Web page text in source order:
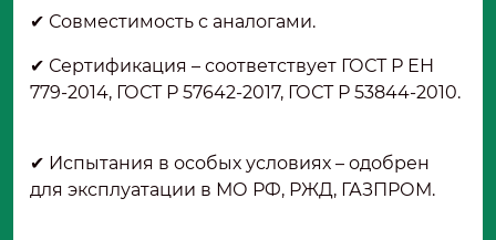
✔ Совместимость с аналогами.
✔ Сертификация – соответствует ГОСТ Р ЕН
779-2014, ГОСТ Р 57642-2017, ГОСТ Р 53844-2010.
✔ Испытания в особых условиях – одобрен
для эксплуатации в МО РФ, РЖД, ГАЗПРОМ.